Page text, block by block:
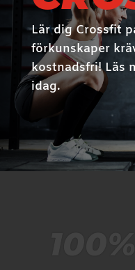
Lär dig Crossfit
förkunskaper
kostnadsfri! Läs
idag.